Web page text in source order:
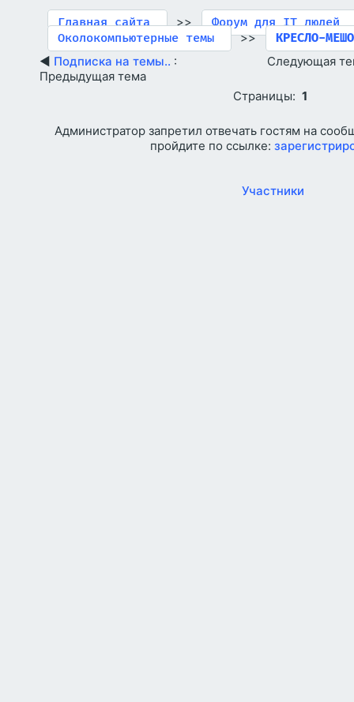
Главная сайта >>
Форум для IT людей
Околокомпьютерные темы
>>
КРЕСЛО-
◄ Подписка на темы.. :
Предыдущая тема
Следующая
Страницы: 1
Администратор запретил отвечать гостям на
пройдите по ссылке:
Участники